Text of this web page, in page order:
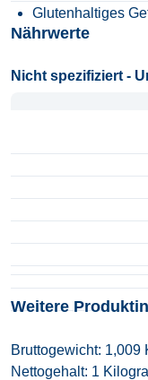
Glutenhaltiges
Nährwerte
Nicht spezifiziert -
Weitere
Bruttogewicht: 1,009
Nettogehalt: 1